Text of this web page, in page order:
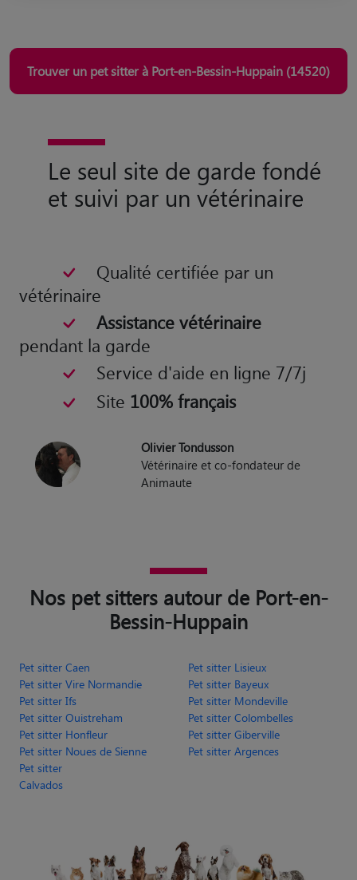
Le seul site de garde fondé
Qualité certifiée par un
vétérinaire
Assistance vétérinaire
pendant la garde
Service d'aide en ligne 7/7j
Olivier Tondusson
Nos pet sitters autour de Port-en-
Pet sitter Caen
Pet sitter Lisieux
Pet sitter Vire Normandie
Pet sitter Bayeux
Pet sitter Ifs
Pet sitter Mondeville
Pet sitter Ouistreham
Pet sitter Colombelles
Pet sitter Honfleur
Pet sitter Noues de Sienne